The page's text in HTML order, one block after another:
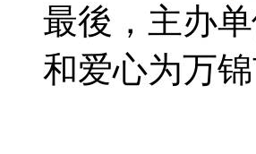
最後，主办
和爱心为万